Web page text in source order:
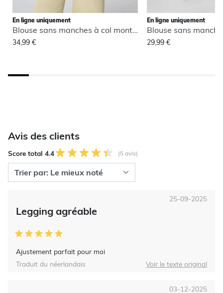
En ligne uniquement
Blouse sans manches à col montant
34,99 €
En ligne uniquement
29,99 €
Avis des clients
Score total 4.4 (5 avis)
Legging agréable
Ajustement parfait pour moi
25-09-2025
Traduit du néerlandais Voir le texte original
03-12-2025